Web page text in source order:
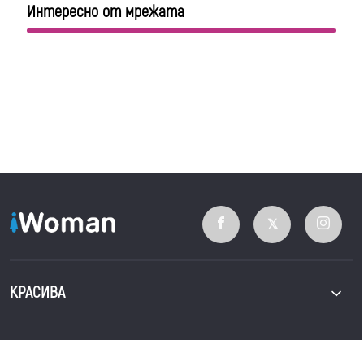
Интересно от мрежата
КРАСИВА